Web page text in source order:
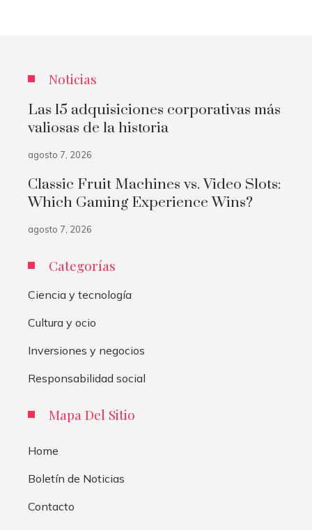
Noticias
Las 15 adquisiciones corporativas más
valiosas de la historia
agosto 7, 2026
Classic Fruit Machines vs. Video Slots:
Which Gaming Experience Wins?
agosto 7, 2026
Categorías
Ciencia y tecnología
Cultura y ocio
Inversiones y negocios
Responsabilidad social
Mapa Del Sitio
Home
Boletín de Noticias
Contacto